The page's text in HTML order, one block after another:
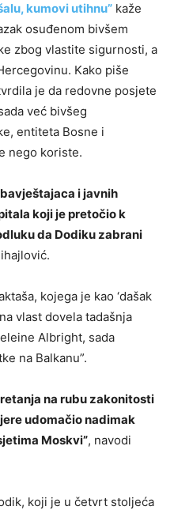
kumovi utihnu” kaže
osuđenom bivšem
zbog vlastite sigurnosti, a
Kako piše
je da redovne posjete
već bivšeg
entiteta Bosne i
nego koriste.
i javnih
koji je pretočio k
da Dodiku zabrani
kojega je kao ‘dašak
vlast dovela tadašnja
Albright, sada
na Balkanu”.
na rubu zakonitosti
udomačio nadimak
Moskvi”, navodi
koji je u četvrt stoljeća